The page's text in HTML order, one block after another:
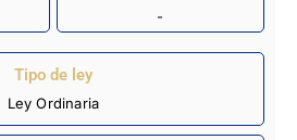
-
Tipo de ley
Ley Ordinaria